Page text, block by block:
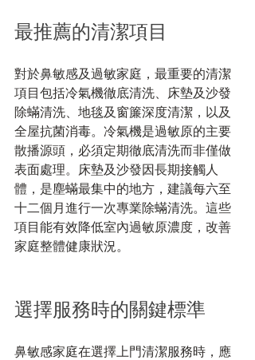
最推薦的清潔項目
對於鼻敏感及過敏家庭，最重要的清潔
項目包括冷氣機徹底清洗、床墊及沙發
除蟎清洗、地毯及窗簾深度清潔，以及
全屋抗菌消毒。冷氣機是過敏原的主要
散播源頭，必須定期徹底清洗而非僅做
表面處理。床墊及沙發因長期接觸人
體，是塵蟎最集中的地方，建議每六至
十二個月進行一次專業除蟎清洗。這些
項目能有效降低室內過敏原濃度，改善
家庭整體健康狀況。
選擇服務時的關鍵標準
鼻敏感家庭在選擇上門清潔服務時，應